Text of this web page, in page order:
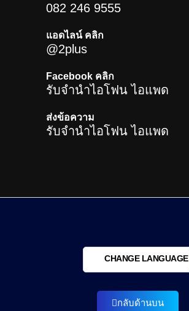
082 246 9555
แอดไลน์ คลิก
@2plus
Facebook คลิก
รับจำนำไอโฟน ไอแพด
ส่งข้อความ
รับจำนำไอโฟน ไอแพด
CHANGE LANGUAGE
กลับด้านบน